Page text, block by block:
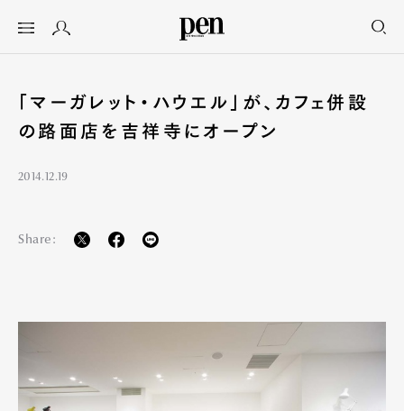
「マーガレット・ハウエル」が、カフェ併設
の路面店を吉祥寺にオープン
2014.12.19
Share: